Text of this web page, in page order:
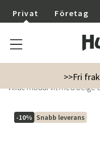
Privat Företag
>>Fri
Utemöbler
Villac modul vit med beige
-10% Snabb leverans